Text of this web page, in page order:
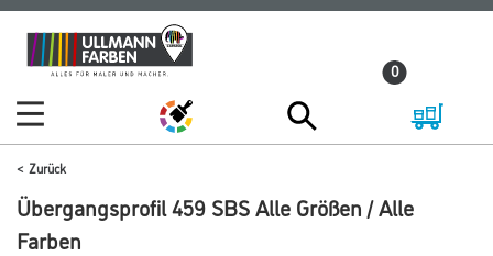
Zum
Inhalt
Zum
Navigationsmenü
0
Zurück
Übergangsprofil 459 SBS Alle Größen / Alle
Farben